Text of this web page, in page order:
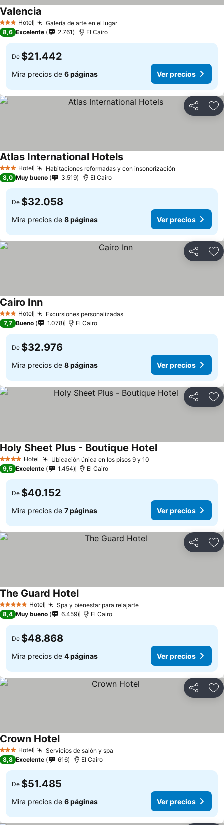
3 Estrellas
Hotel Galería de arte en el lugar
Valencia
8,6 Excelente 2.761 El Cairo
De $21.442
Mira precios de 6 páginas Ver precios
Compartir
3 Estrellas
Hotel Habitaciones reformadas y con insonorización
Atlas International Hotels
8,0 Muy bueno 3.519 El Cairo
De $32.058
Mira precios de 8 páginas Ver precios
Compartir
3 Estrellas
Hotel Excursiones personalizadas
Cairo Inn
7,7 Bueno 1.078 El Cairo
De $32.976
Mira precios de 8 páginas Ver precios
Compartir
4 EstrellasHotel Ubicación única en los pisos 9 y 10
Holy Sheet Plus - Boutique Hotel
9,5 Excelente 1.454 El Cairo
De $40.152
Mira precios de 7 páginas Ver precios
Compartir
5 Estrellas Hotel Spa y bienestar para relajarte
The Guard Hotel
8,4 Muy bueno 6.459 El Cairo
De $48.868
Mira precios de 4 páginas Ver precios
Compartir
3 Estrellas
Hotel Servicios de salón y spa
Crown Hotel
8,8 Excelente 616 El Cairo
De $51.485
Mira precios de 6 páginas Ver precios